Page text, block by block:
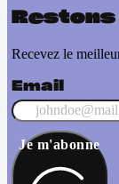
Recevez le
Email
Je m'abonne